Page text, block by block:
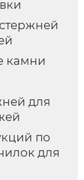
камни
для
по
для